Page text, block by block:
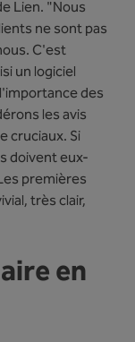
Lien. "Nous
ne sont pas
C'est
un logiciel
des
les avis
cruciaux. Si
doivent eux-
premières
très clair,
en